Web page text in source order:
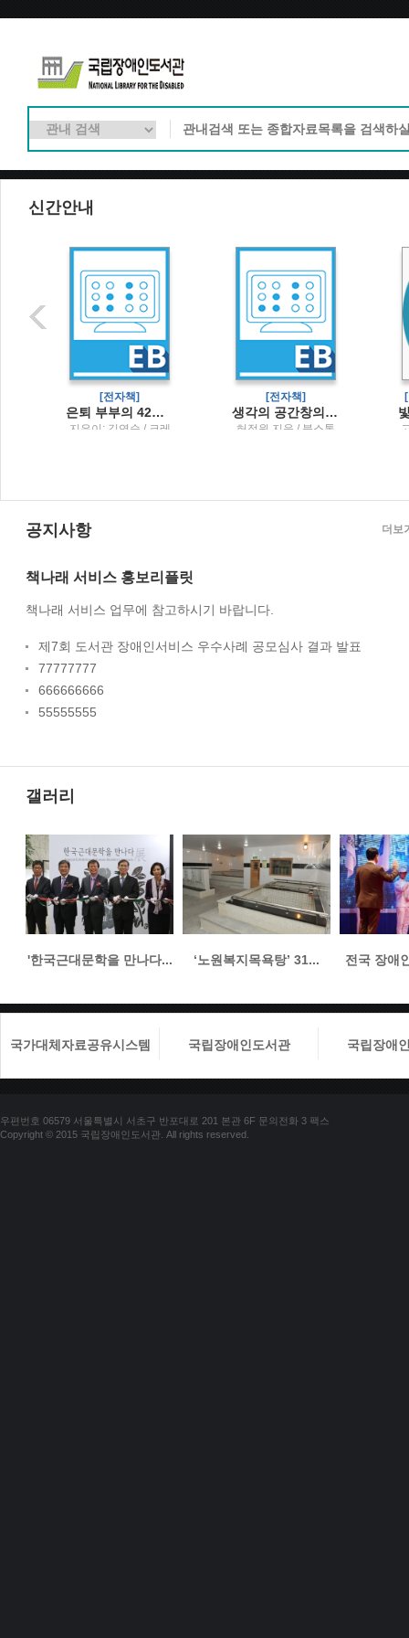
신간안내
[전자책]
은퇴 부부의 42일 자유여행
지은이: 김연순 / 크레
[전자책]
생각의 공간창의성이라는 욕구를 다루는 법
허정원 지음 / 북스톤
공지사항
책나래 서비스 홍보리플릿
책나래 서비스 업무에 참고하시기 바랍니다.
제7회 도서관 장애인서비스 우수사례 공모심사 결과 발표
77777777
666666666
55555555
더보
갤러리
'한국근대문학을 만나다... ‘노원복지목욕탕’ 31... 전국 장애
국가대체자료공유시스템 국립장애인도서관 국립장애
우편번호 06579 서울특별시 서초구 반포대로 201 본관 6F 문의전화 3 팩스
Copyright © 2015 국립장애인도서관. All rights reserved.